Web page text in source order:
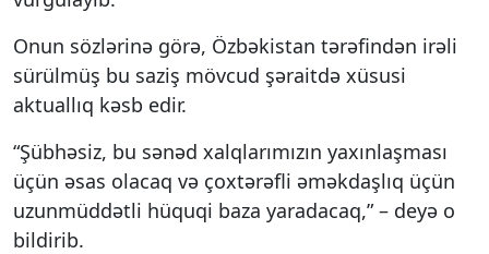
Onun sözlərinə görə, Özbəkistan tərəfindən irəli
sürülmüş bu saziş mövcud şəraitdə xüsusi
aktuallıq kəsb edir.
“Şübhəsiz, bu sənəd xalqlarımızın yaxınlaşması
üçün əsas olacaq və çoxtərəfli əməkdaşlıq üçün
uzunmüddətli hüquqi baza yaradacaq,” – deyə o
bildirib.